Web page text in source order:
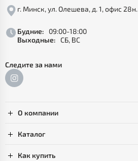
г. Минск, ул. Олешева, д. 1, офис 28н.
Будние:
09:00-18:00
Выходные: СБ, ВС
Следите за нами
О компании
Каталог
Как купить